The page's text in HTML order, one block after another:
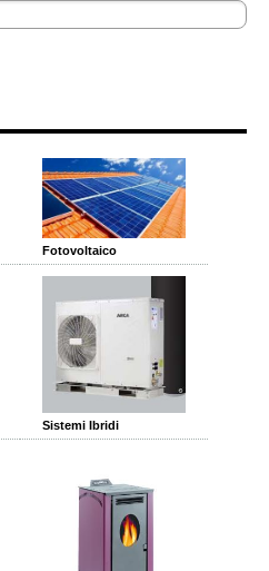
Fotovoltaico
Sistemi Ibridi